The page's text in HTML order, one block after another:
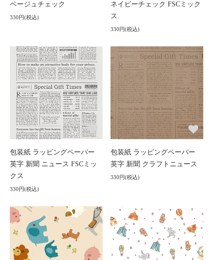
ベージュチェック
330円(税込)
ネイビーチェック FSCミック
ス
330円(税込)
包装紙 ラッピングペーパー
英字 新聞 ニュース FSCミッ
クス
330円(税込)
包装紙 ラッピングペーパー
英字 新聞 クラフトニュース
330円(税込)